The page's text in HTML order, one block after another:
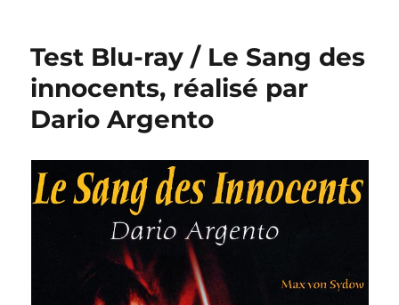
Test Blu-ray / Le Sang des
innocents, réalisé par
Dario Argento